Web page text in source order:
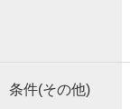
条件(その他)